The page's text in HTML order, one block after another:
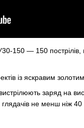
150 — 150 пострілів,
із яскравим
заряд на
не менш ніж 40